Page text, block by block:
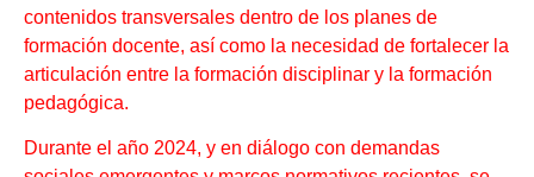
contenidos transversales dentro de los planes de
formación docente, así como la necesidad de fortalecer la
articulación entre la formación disciplinar y la formación
pedagógica.
Durante el año 2024, y en diálogo con demandas